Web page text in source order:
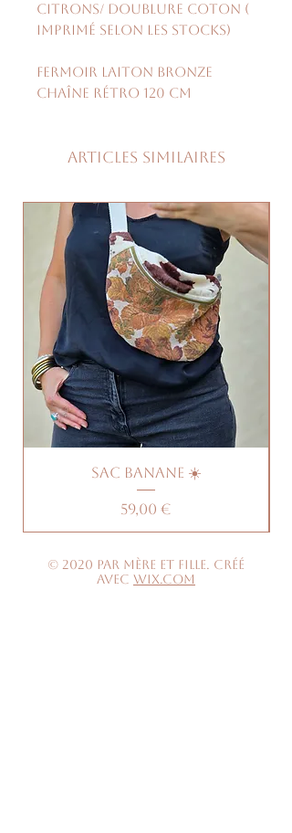
citrons/ doublure coton (
imprimé selon les stocks)
fermoir laiton bronze
chaîne rétro 120 cm
Articles similaires
Sac banane ☀️
Prix
59,00 €
© 2020 par Mère et Fille. Créé
avec Wix.com